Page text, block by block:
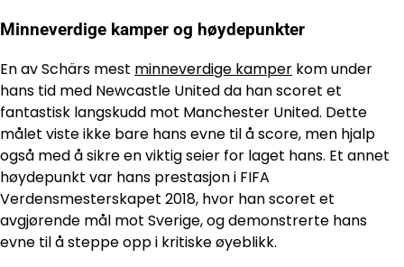
Minneverdige kamper og høydepunkter
En av Schärs mest minneverdige kamper kom under
hans tid med Newcastle United da han scoret et
fantastisk langskudd mot Manchester United. Dette
målet viste ikke bare hans evne til å score, men hjalp
også med å sikre en viktig seier for laget hans. Et annet
høydepunkt var hans prestasjon i FIFA
Verdensmesterskapet 2018, hvor han scoret et
avgjørende mål mot Sverige, og demonstrerte hans
evne til å steppe opp i kritiske øyeblikk.